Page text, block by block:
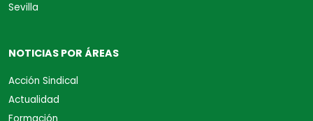
Sevilla
NOTICIAS POR ÁREAS
Acción Sindical
Actualidad